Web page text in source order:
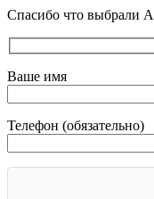
Спасибо что выбрали
Ваше имя
Телефон (обязательно)